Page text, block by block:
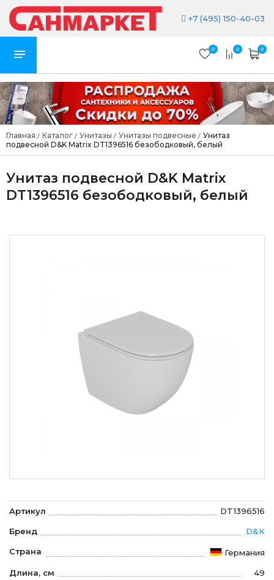
+7 (495) 150-40-03
0 0 0
Главная / Каталог / Унитазы / Унитазы подвесные / Унитаз
подвесной D&K Matrix DT1396516 безободковый, белый
Унитаз подвесной D&K Matrix
DT1396516 безободковый, белый
Артикул DT1396516
Бренд D&K
Страна Германия
Длина, см 49